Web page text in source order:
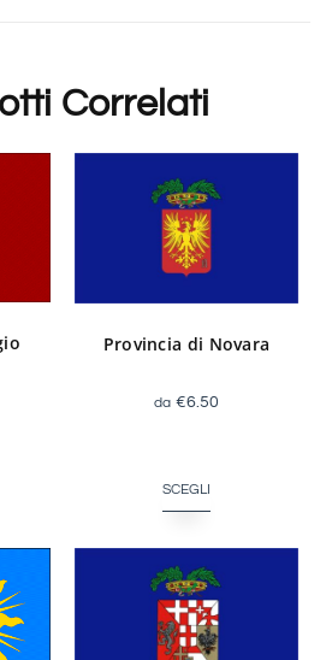
Correlati
Provincia di Novara
€6.50
SCEGLI